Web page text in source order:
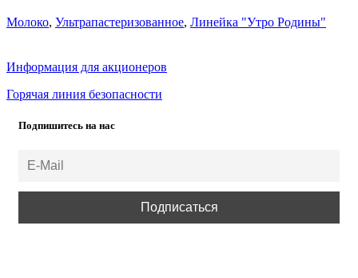
Молоко, Ультрапастеризованное, Линейка "Утро Родины"
Информация для акционеров
Горячая линия безопасности
Подпишитесь на нас